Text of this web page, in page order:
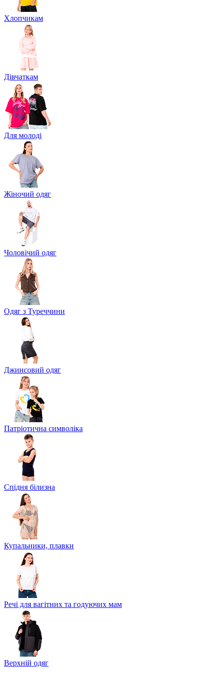
Хлопчикам
Дівчаткам
Для молоді
Жіночий одяг
Чоловічий одяг
Одяг з Туреччини
Джинсовий одяг
Патріотична символіка
Спідня білизна
Купальники, плавки
Речі для вагітних та годуючих мам
Верхній одяг